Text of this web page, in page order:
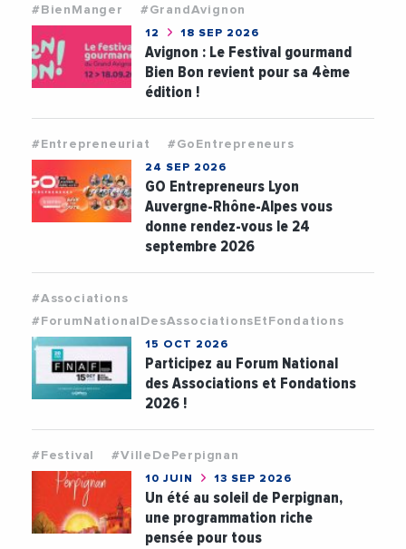
#BienManger #GrandAvignon
12 18 SEP 2026
Avignon : Le Festival gourmand
Bien Bon revient pour sa 4ème
édition !
#Entrepreneuriat #GoEntrepreneurs
24 SEP 2026
GO Entrepreneurs Lyon
Auvergne-Rhône-Alpes vous
donne rendez-vous le 24
septembre 2026
#Associations
#ForumNationalDesAssociationsEtFondations
15 OCT 2026
Participez au Forum National
des Associations et Fondations
2026 !
#Festival #VilleDePerpignan
10 JUIN 13 SEP 2026
Un été au soleil de Perpignan,
une programmation riche
pensée pour tous